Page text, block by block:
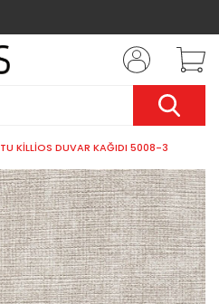
KİLLİOS DUVAR KAĞIDI 5008-3